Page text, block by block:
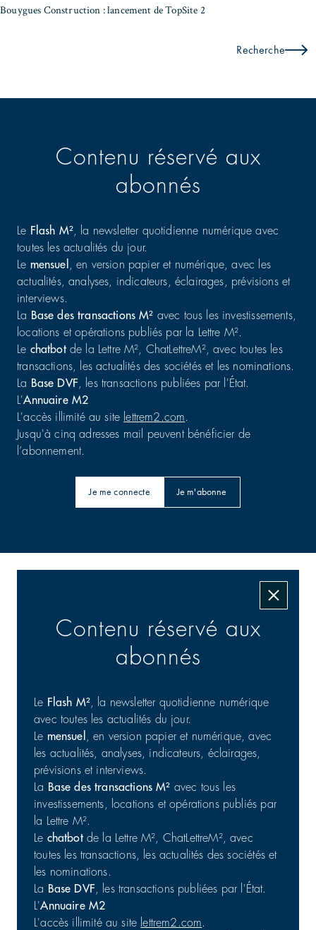
Bouygues Construction : lancement de TopSite 2
Recherche
Contenu réservé aux
abonnés
Le Flash M², la newsletter quotidienne numérique avec
toutes les actualités du jour.
Le mensuel
, en version papier et numérique, avec les
actualités, analyses, indicateurs, éclairages, prévisions et
interviews.
La Base des transactions M² avec tous les investissements,
locations et opérations publiés par la Lettre M².
Le chatbotde la Lettre M², ChatLettreM², avec toutes les
transactions, les actualités des sociétés et les nominations.
La Base DVF , les transactions publiées par l'État.
L'Annuaire M2
L'accès illimité au site lettrem2.com.
Jusqu'à cinq adresses mail peuvent bénéficier de
l’abonnement.
Je me connecte Je m'abonne
Contenu réservé aux
abonnés
Le Flash M², la newsletter quotidienne numérique
avec toutes les actualités du jour.
Le mensuel
, en version papier et numérique, avec
les actualités, analyses, indicateurs, éclairages,
prévisions et interviews.
La Base des transactions M² avec tous les
investissements, locations et opérations publiés par
la Lettre M².
Le chatbotde la Lettre M², ChatLettreM², avec
toutes les transactions, les actualités des sociétés et
les nominations.
La Base DVF , les transactions publiées par l'État.
L'Annuaire M2
L'accès illimité au site lettrem2.com.
Commerce : cession d'un portefeuille de 25 actifs en
France
Commerces | Investissement